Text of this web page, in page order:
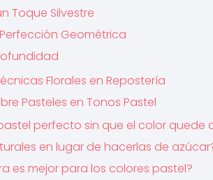
Toque Silvestre
Geométrica
Florales en Repostería
Pasteles en Tonos Pastel
perfecto sin que el color quede
en lugar de hacerlas de
es mejor para los colores pastel?